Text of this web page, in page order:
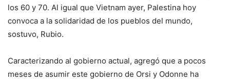
los 60 y 70. Al igual que Vietnam ayer, Palestina hoy
convoca a la solidaridad de los pueblos del mundo,
sostuvo, Rubio.
Caracterizando al gobierno actual, agregó que a pocos
meses de asumir este gobierno de Orsi y Odonne ha